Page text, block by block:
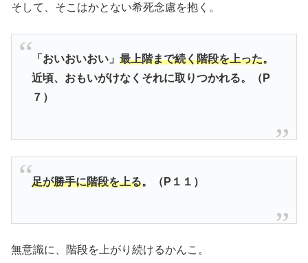
そして、そこはかとない希死念慮を抱く。
「おいおいおい」 最上階まで続く階段を上った。
近頃、おもいがけなくそれに取りつかれる。（P
７）
足が勝手に階段を上る。（P１１）
無意識に、階段を上がり続けるかんこ。